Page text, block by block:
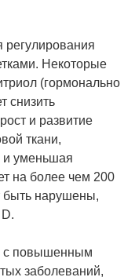
Некоторые
(гормонально
снизить
и развитие
ткани,
и уменьшая
на более чем 200
быть нарушены,
с повышенным
заболеваний,